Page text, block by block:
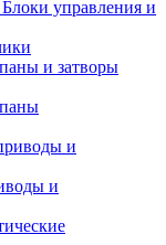
Блоки управления и
и затворы
и